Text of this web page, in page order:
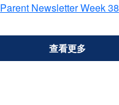
Parent Newsletter Week 38
VIEW ALL